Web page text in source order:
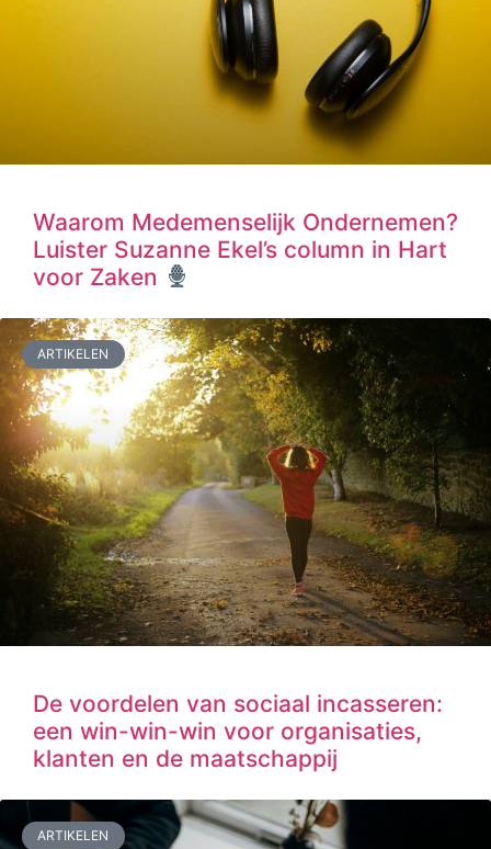
Waarom Medemenselijk Ondernemen?
Luister Suzanne Ekel’s column in Hart
voor Zaken
ARTIKELEN
De voordelen van sociaal incasseren:
een win-win-win voor organisaties,
klanten en de maatschappij
ARTIKELEN